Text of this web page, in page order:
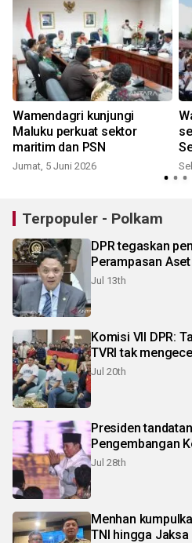
Wamendagri kunjungi
Maluku perkuat sektor
maritim dan PSN
Jumat, 5 Juni 2026
Terpopuler - Polkam
DPR tegaskan
Perampasan
Jul 13th
Komisi VII DPR:
TVRI tak
Jul 20th
Presiden
Pengembangan
Jul 28th
Menhan
TNI hingga